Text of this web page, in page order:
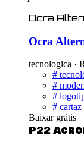
Ocra
Ocra
tecnologica ·
#
#
#
# cartaz
Baixar grátis
P22